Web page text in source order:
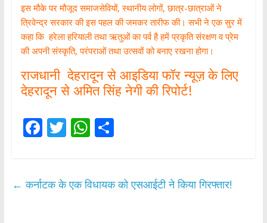
इस मौके पर मौजूद समाजसेवियों, स्थानीय लोगों, छात्र-छात्राओं ने
त्रिवेन्द्र सरकार की इस पहल की जमकर तारीफ की। सभी ने एक सुर में
कहा कि हरेला हरियाली तथा ऋतुओं का पर्व है हमें प्रकृति संरक्षण व प्रेम
की अपनी संस्कृति, परंपराओं तथा उत्सवों को बनाए रखना होगा।
राजधानी देहरादून से आइडिया फॉर न्यूज़ के लिए
देहरादून से अमित सिंह नेगी की रिपोर्ट!
F
b
T
er
W
s
S
e
← कर्नाटक के एक विधायक को एसआईटी ने किया गिरफ्तार!